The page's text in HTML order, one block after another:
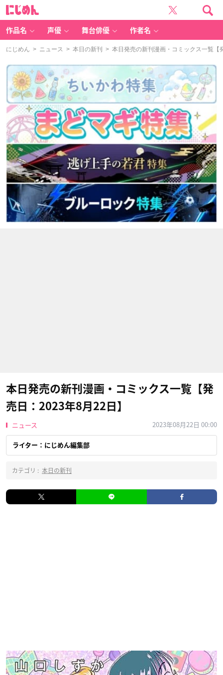
作品名 声優 舞台俳優 作者名
にじめん > ニュース > 本日の新刊 > 本日発売の新刊漫画・コミックス一覧【
本日発売の新刊漫画・コミックス一覧【発
売日：2023年8月22日】
ニュース 2023年08月22日 00:00
ライター：にじめん編集部
カテゴリ : 本日の新刊